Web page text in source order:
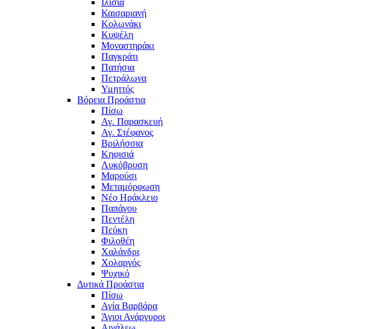
Ιλίσια
Καισαριανή
Κολωνάκι
Κυψέλη
Μοναστηράκι
Παγκράτι
Πατήσια
Πετράλωνα
Υμηττός
Βόρεια Προάστια
Πίσω
Αγ. Παρασκευή
Αγ. Στέφανος
Βριλήσσια
Κηφισιά
Λυκόβρυση
Μαρούσι
Μεταμόρφωση
Νέο Ηράκλειο
Παπάγου
Πεντέλη
Πεύκη
Φιλοθέη
Χαλάνδρι
Χολαργός
Ψυχικό
Δυτικά Προάστια
Πίσω
Αγία Βαρβάρα
Άγιοι Ανάργυροι